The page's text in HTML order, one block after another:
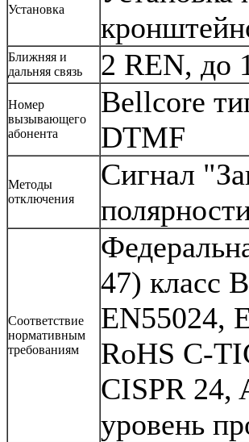
Установка
Ближняя и
дальняя связь
2 REN, до
Номер
вызывающего
абонента
Bellcore
DTMF
Методы
отключения
Сигнал
Соответствие
нормативным
требованиям
47) класс
EN55024,
RoHS C-
CISPR 24,
уровень